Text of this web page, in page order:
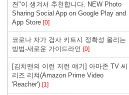
젼"이 생겨서 추천합니다. NEW Photo
Sharing Social App on Google Play and
App Store [0]
코로나 자가 검사 키트시 정확성 올리는
방법-새로운 가이드라인 [0]
[김치맨의 이런 저런 얘기] 아마존 TV 씨
리즈 리쳐(Amazon Prime Video
'Reacher') [1]